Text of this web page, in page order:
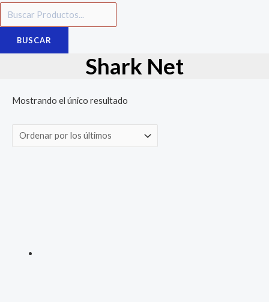
BUSCAR
Shark Net
Mostrando el único resultado